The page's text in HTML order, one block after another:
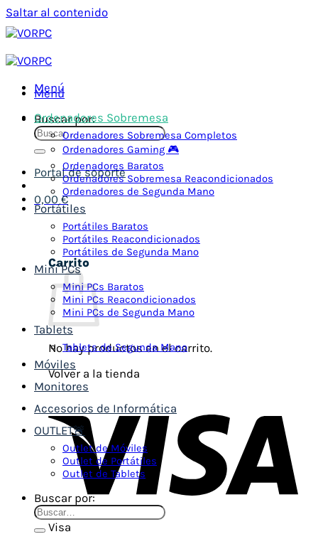
Saltar al contenido
Menú
Buscar por:
Portal de soporte
0,00 €
Carrito
No hay productos en el carrito.
Volver a la tienda
Visa
Menú
Ordenadores Sobremesa
Ordenadores Sobremesa Completos
Ordenadores Gaming 🎮
Ordenadores Baratos
Ordenadores Sobremesa Reacondicionados
Ordenadores de Segunda Mano
Portátiles
Portátiles Baratos
Portátiles Reacondicionados
Portátiles de Segunda Mano
Mini PCs
Mini PCs Baratos
Mini PCs Reacondicionados
Mini PCs de Segunda Mano
Tablets
Tablets de Segunda Mano
Móviles
Monitores
Accesorios de Informática
OUTLET🚨
Outlet de Móviles
Outlet de Portátiles
Outlet de Tablets
Buscar por: